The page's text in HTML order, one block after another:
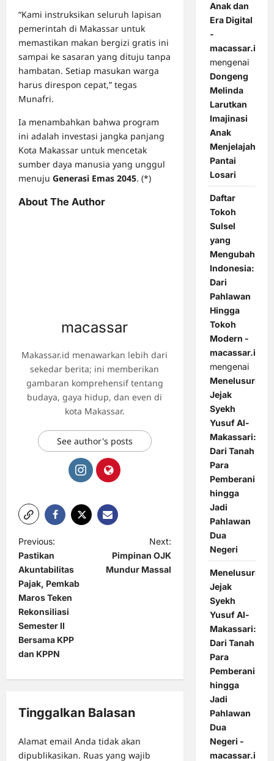
“Kami instruksikan seluruh lapisan
pemerintah di Makassar untuk
memastikan makan bergizi gratis ini
sampai ke sasaran yang dituju tanpa
hambatan. Setiap masukan warga
harus direspon cepat,” tegas
Munafri.
Ia menambahkan bahwa program
ini adalah investasi jangka panjang
Kota Makassar untuk mencetak
sumber daya manusia yang unggul
menuju Generasi Emas 2045. (*)
About The Author
macassar
Makassar.id menawarkan lebih dari
sekedar berita; ini memberikan
gambaran komprehensif tentang
budaya, gaya hidup, dan even di
kota Makassar.
See author's posts
P
o
s
t
n
a
v
i
a
i
Previous:
Pastikan
Akuntabilitas
Pajak, Pemkab
Maros Teken
Rekonsiliasi
Semester II
Bersama KPP
dan KPPN
Next:
Pimpinan OJK
Mundur Massal
Tinggalkan Balasan
Alamat email Anda tidak akan
dipublikasikan. Ruas yang wajib
Anak dan
Era Digital
-
macassar.id
mengenai
Dongeng
Melinda
Larutkan
Imajinasi
Anak
Menjelajah
Pantai
Losari
Daftar
Tokoh
Sulsel
yang
Mengubah
Indonesia:
Dari
Pahlawan
Hingga
Tokoh
Modern -
macassar.id
mengenai
Menelusuri
Jejak
Syekh
Yusuf Al-
Makassari:
Dari Tanah
Para
Pemberani
hingga
Jadi
Pahlawan
Dua
Negeri
Menelusuri
Jejak
Syekh
Yusuf Al-
Makassari:
Dari Tanah
Para
Pemberani
hingga
Jadi
Pahlawan
Dua
Negeri -
macassar.id